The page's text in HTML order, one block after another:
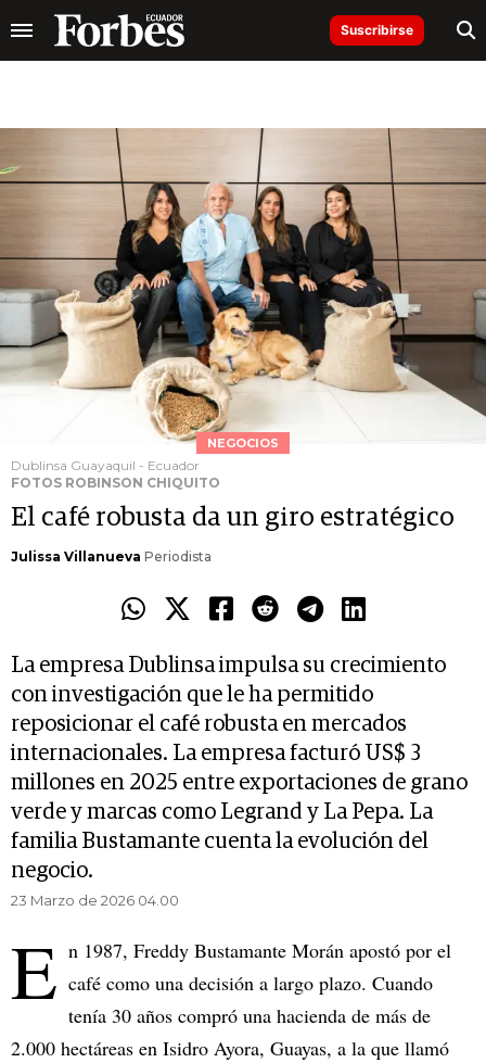
Suscribirse
NEGOCIOS
Dublinsa Guayaquil - Ecuador
FOTOS ROBINSON CHIQUITO
El café robusta da un giro estratégico
Julissa Villanueva Periodista
La empresa Dublinsa impulsa su crecimiento
con investigación que le ha permitido
reposicionar el café robusta en mercados
internacionales. La empresa facturó US$ 3
millones en 2025 entre exportaciones de grano
verde y marcas como Legrand y La Pepa. La
familia Bustamante cuenta la evolución del
negocio.
23 Marzo de 2026 04.00
E n 1987, Freddy Bustamante Morán apostó por el
café como una decisión a largo plazo. Cuando
tenía 30 años compró una hacienda de más de
2.000 hectáreas en Isidro Ayora, Guayas, a la que llamó